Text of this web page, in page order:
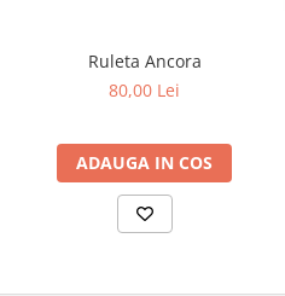
Ruleta Ancora
80,00 Lei
ADAUGA IN COS